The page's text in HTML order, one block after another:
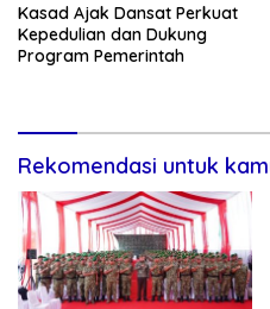
Kasad Ajak Dansat Perkuat
Kepedulian dan Dukung
Program Pemerintah
Rekomendasi untuk